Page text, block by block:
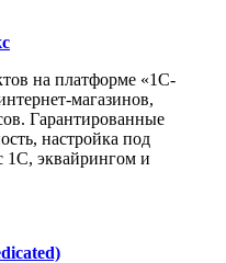
на платформе «1С-
магазинов,
Гарантированные
настройка под
1С, эквайрингом и